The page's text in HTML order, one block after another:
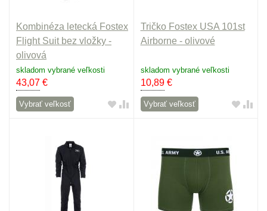
Kombinéza letecká Fostex
Flight Suit bez vložky -
olivová
skladom vybrané veľkosti
43,07 €
Vybrať veľkosť
Tričko Fostex USA 101st
Airborne - olivové
skladom vybrané veľkosti
10,89€
Vybrať veľkosť